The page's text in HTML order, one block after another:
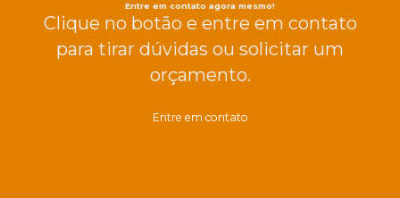
Entre em contato agora mesmo!
Clique no botão e entre em contato
para tirar dúvidas ou solicitar um
orçamento.
Entre em contato